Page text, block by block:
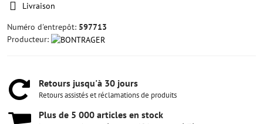
Livraison
Numéro d'entrepôt: 597713
Producteur:
Retours jusqu'à 30 jours
Retours assistés et réclamations de produits
Plus de 5 000 articles en stock